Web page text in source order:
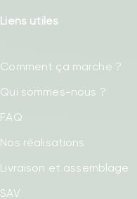
Liens utiles
Comment ça marche ?
Qui sommes-nous ?
FAQ
Nos réalisations
Livraison et assemblage
SAV